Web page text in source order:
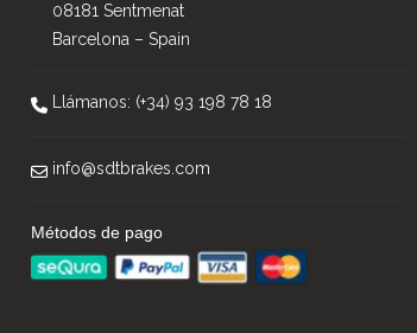
08181 Sentmenat
Barcelona – Spain
Llámanos: (+34) 93 198 78 18
info@sdtbrakes.com
Métodos de pago